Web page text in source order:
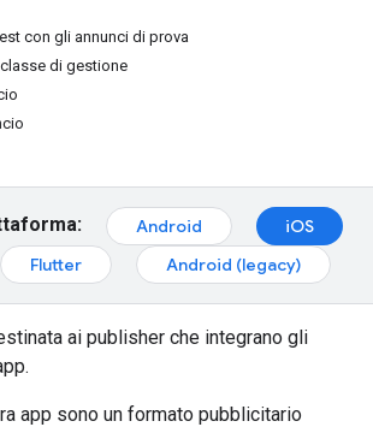
con gli annunci di prova
di gestione
Android
iOS
Flutter Android (legacy)
ai publisher che integrano gli
app sono un formato pubblicitario